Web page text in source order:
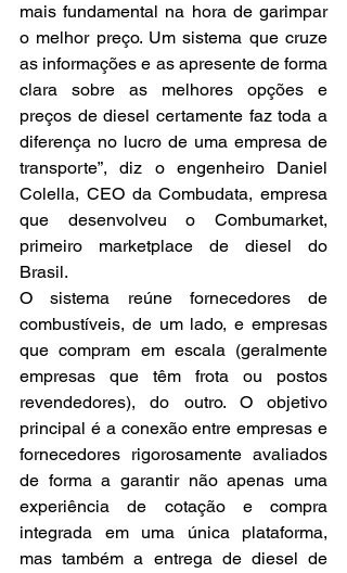
mais fundamental na hora de garimpar
o melhor preço. Um sistema que cruze
as informações e as apresente de forma
clara sobre as melhores opções e
preços de diesel certamente faz toda a
diferença no lucro de uma empresa de
transporte”, diz o engenheiro Daniel
Colella, CEO da Combudata, empresa
que desenvolveu o Combumarket,
primeiro marketplace de diesel do
Brasil.
O sistema reúne fornecedores de
combustíveis, de um lado, e empresas
que compram em escala (geralmente
empresas que têm frota ou postos
revendedores), do outro. O objetivo
principal é a conexão entre empresas e
fornecedores rigorosamente avaliados
de forma a garantir não apenas uma
experiência de cotação e compra
integrada em uma única plataforma,
mas também a entrega de diesel de